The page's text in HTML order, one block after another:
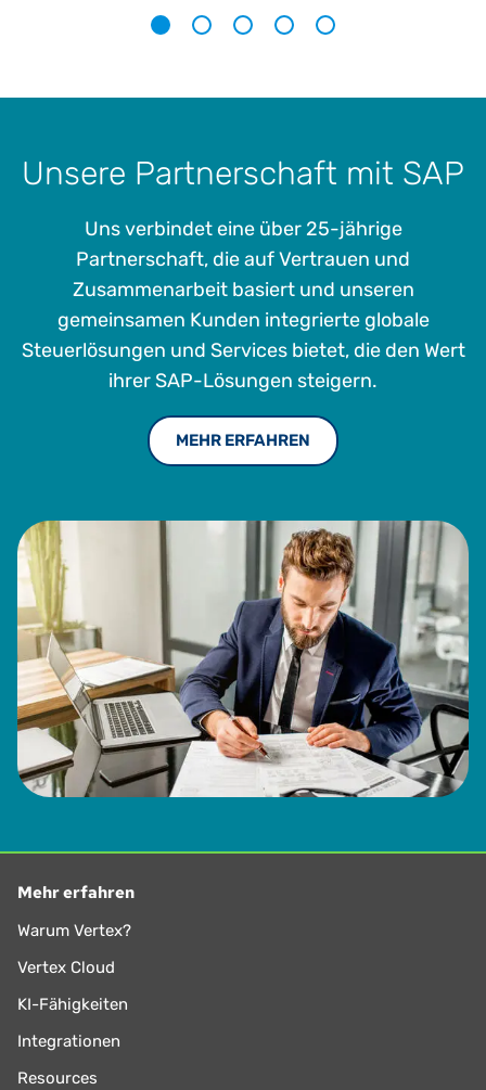
Unsere Partnerschaft mit SAP
Uns verbindet eine über 25-jährige
Partnerschaft, die auf Vertrauen und
Zusammenarbeit basiert und unseren
gemeinsamen Kunden integrierte globale
Steuerlösungen und Services bietet, die den Wert
ihrer SAP-Lösungen steigern.
MEHR ERFAHREN
Mehr erfahren
Warum Vertex?
Vertex Cloud
KI-Fähigkeiten
Integrationen
Resources